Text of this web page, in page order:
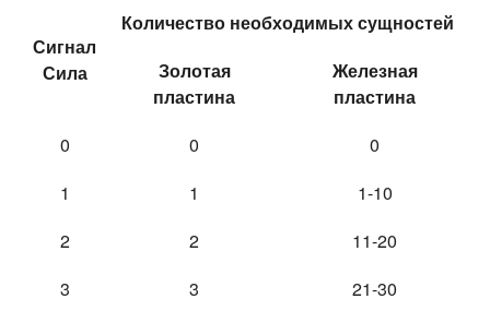
Сигнал
Сила
Количество необходимых сущностей
Золотая
пластина
Железная
пластина
0
0
0
1
1
1-10
2
2
11-20
3
3 21-30